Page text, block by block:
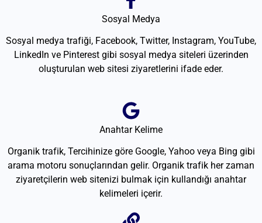
Sosyal Medya
Sosyal medya trafiği, Facebook, Twitter, Instagram, YouTube,
LinkedIn ve Pinterest gibi sosyal medya siteleri üzerinden
oluşturulan web sitesi ziyaretlerini ifade eder.
Anahtar Kelime
Organik trafik, Tercihinize göre Google, Yahoo veya Bing gibi
arama motoru sonuçlarından gelir. Organik trafik her zaman
ziyaretçilerin web sitenizi bulmak için kullandığı anahtar
kelimeleri içerir.